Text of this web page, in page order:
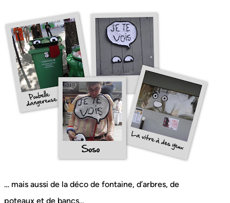
… mais aussi de la déco de fontaine, d’arbres, de
poteaux et de bancs…